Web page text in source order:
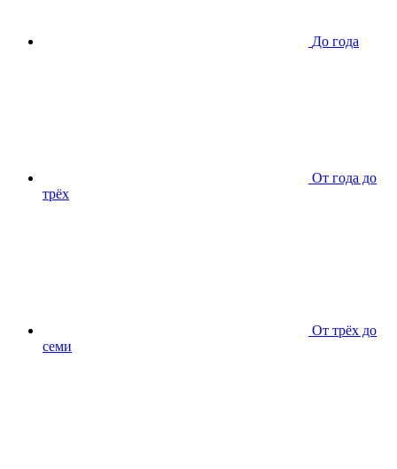
До года
От года до
трёх
От трёх до
семи